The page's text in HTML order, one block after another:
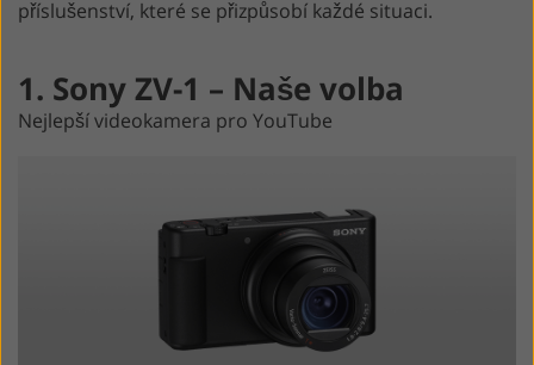
příslušenství, které se přizpůsobí každé situaci.
1. Sony ZV-1 – Naše volba
Nejlepší videokamera pro YouTube